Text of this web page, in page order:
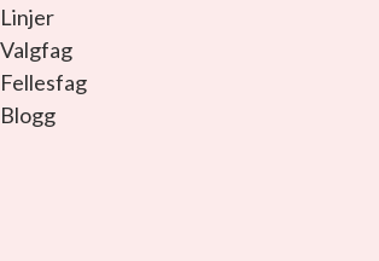
Linjer
Valgfag
Fellesfag
Blogg